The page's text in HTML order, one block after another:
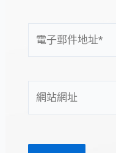
子
地
站